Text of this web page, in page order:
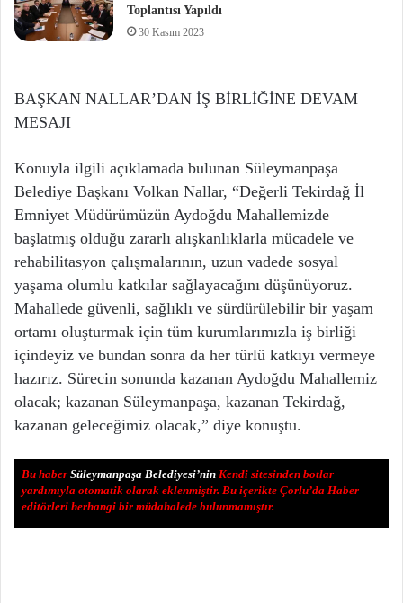
Toplantısı Yapıldı
30 Kasım 2023
BAŞKAN NALLAR’DAN İŞ BİRLİĞİNE DEVAM
MESAJI
Konuyla ilgili açıklamada bulunan Süleymanpaşa
Belediye Başkanı Volkan Nallar, “Değerli Tekirdağ İl
Emniyet Müdürümüzün Aydoğdu Mahallemizde
başlatmış olduğu zararlı alışkanlıklarla mücadele ve
rehabilitasyon çalışmalarının, uzun vadede sosyal
yaşama olumlu katkılar sağlayacağını düşünüyoruz.
Mahallede güvenli, sağlıklı ve sürdürülebilir bir yaşam
ortamı oluşturmak için tüm kurumlarımızla iş birliği
içindeyiz ve bundan sonra da her türlü katkıyı vermeye
hazırız. Sürecin sonunda kazanan Aydoğdu Mahallemiz
olacak; kazanan Süleymanpaşa, kazanan Tekirdağ,
kazanan geleceğimiz olacak,” diye konuştu.
Bu haberSüleymanpaşa Belediyesi’nin Kendi sitesinden botlar
yardımıyla otomatik olarak eklenmiştir. Bu içerikte Çorlu’da Haber
editörleri herhangi bir müdahalede bulunmamıştır.